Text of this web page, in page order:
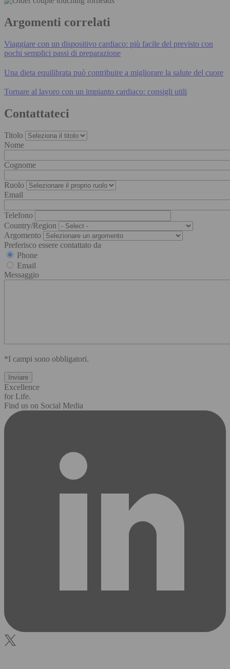
Argomenti correlati
Viaggiare con un dispositivo cardiaco: più facile del previsto con
pochi semplici passi di preparazione
Una dieta equilibrata può contribuire a migliorare la salute del cuore
Tornare al lavoro con un impianto cardiaco: consigli utili
Contattateci
Titolo
Nome
Cognome
Ruolo
Email
Telefono
Country/Region
Argomento
Preferisco essere contattato da
Phone
Email
Messaggio
*I campi sono obbligatori.
Excellence
for Life.
Find us on Social Media